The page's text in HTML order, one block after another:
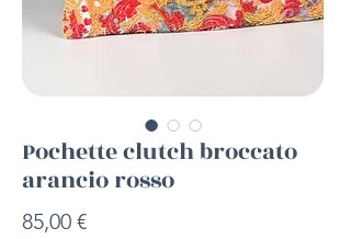
Pochette clutch broccato
arancio rosso
85,00 €Prezzo